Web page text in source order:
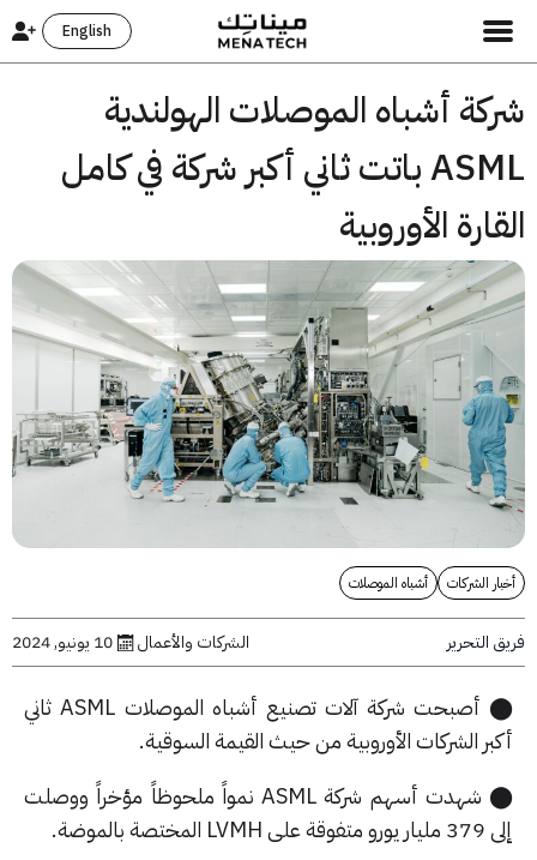
English
أشباه الموصلات الهولندية
ASML باتت ثاني أكبر شركة في كامل
الأوروبية
الشركات أشباه الموصلات
الشركات والأعمال 10 يونيو, 2024
⬤ أصبحت شركة آلات تصنيع أشباه الموصلات ASML ثاني
الشركات الأوروبية من حيث القيمة السوقية.
⬤ شهدت أسهم شركة ASML نمواً ملحوظاً مؤخراً ووصلت